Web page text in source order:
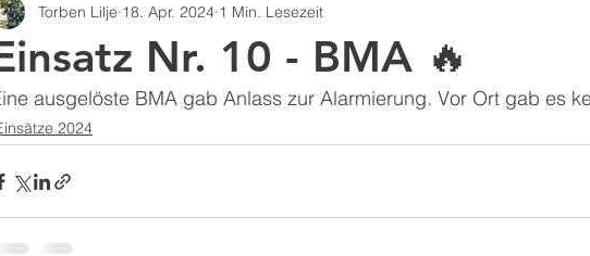
Einsätze 2023 Einsätze 2024
Nr. 10 - BMA 🔥
Torben Lilje 18. Apr. 2024 1 Min. Lesezeit
ausgelöste BMA gab Anlass zur Alarmierung. Vor Ort gab es
2024